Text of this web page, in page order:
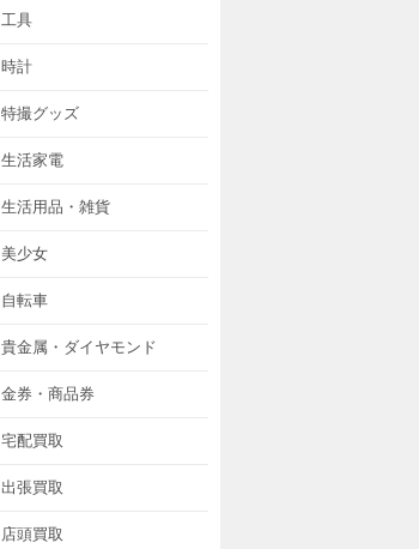
工具
時計
特撮グッズ
生活家電
生活用品・雑貨
美少女
自転車
貴金属・ダイヤモンド
金券・商品券
宅配買取
出張買取
店頭買取